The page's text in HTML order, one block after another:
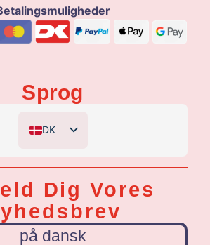
Sprog
DK
NL
Dig Vores
på dansk